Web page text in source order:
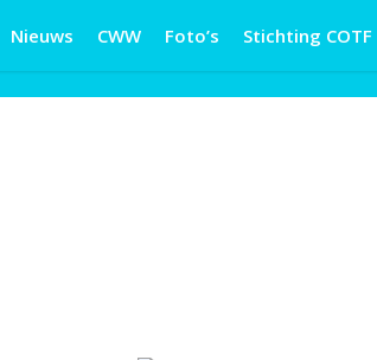
Nieuws CWW Foto’s Stichting COTF